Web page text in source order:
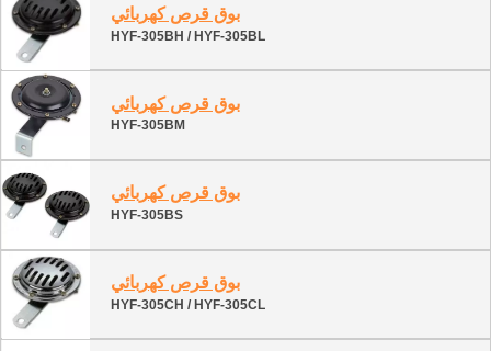
بوق قرص كهربائي
HYF-305BH / HYF-305BL
بوق قرص كهربائي
HYF-305BM
بوق قرص كهربائي
HYF-305BS
بوق قرص كهربائي
HYF-305CH / HYF-305CL